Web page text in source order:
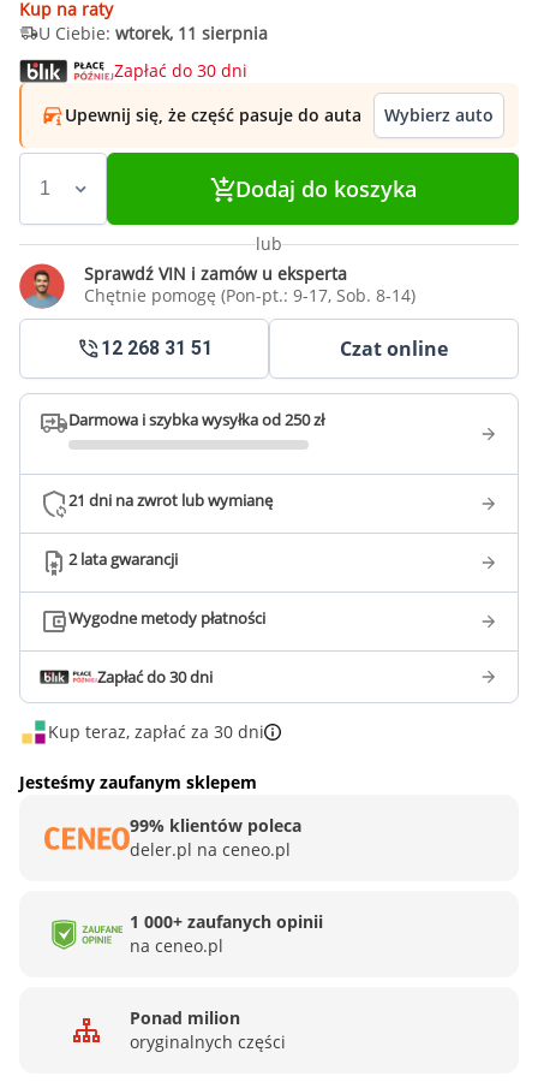
Kup na raty
U Ciebie: wtorek, 11 sierpnia
Zapłać do 30 dni
Upewnij się, że część pasuje do auta
Wybierz auto
Dodaj do koszyka
lub
Sprawdź VIN i zamów u eksperta
Chętnie pomogę (Pon-pt.: 9-17, Sob. 8-14)
12 268 31 51 Czat online
Darmowa i szybka wysyłka od 250 zł
21 dni na zwrot lub wymianę
2 lata gwarancji
Wygodne metody płatności
Zapłać do 30 dni
Kup teraz, zapłać za 30 dni
Jesteśmy zaufanym sklepem
99% klientów poleca
deler.pl na ceneo.pl
1 000+ zaufanych opinii
na ceneo.pl
Ponad milion
oryginalnych części